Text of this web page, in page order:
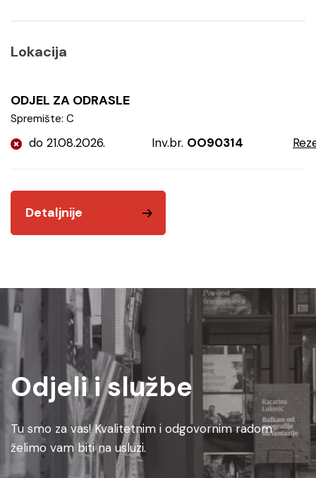
Lokacija
ODJEL ZA ODRASLE
Spremište: C
do 21.08.2026. Inv.br. OO90314
Detaljnije
Odjeli i službe
Tu smo za vas! Kvalitetnim i odgovornim radom
želimo vam biti na usluzi.